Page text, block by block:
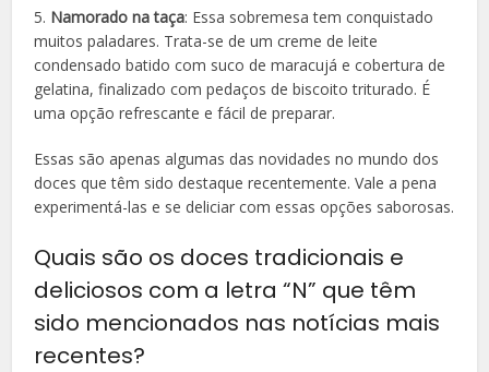
5. Namorado na taça: Essa sobremesa tem conquistado
muitos paladares. Trata-se de um creme de leite
condensado batido com suco de maracujá e cobertura de
gelatina, finalizado com pedaços de biscoito triturado. É
uma opção refrescante e fácil de preparar.
Essas são apenas algumas das novidades no mundo dos
doces que têm sido destaque recentemente. Vale a pena
experimentá-las e se deliciar com essas opções saborosas.
Quais são os doces tradicionais e
deliciosos com a letra “N” que têm
sido mencionados nas notícias mais
recentes?